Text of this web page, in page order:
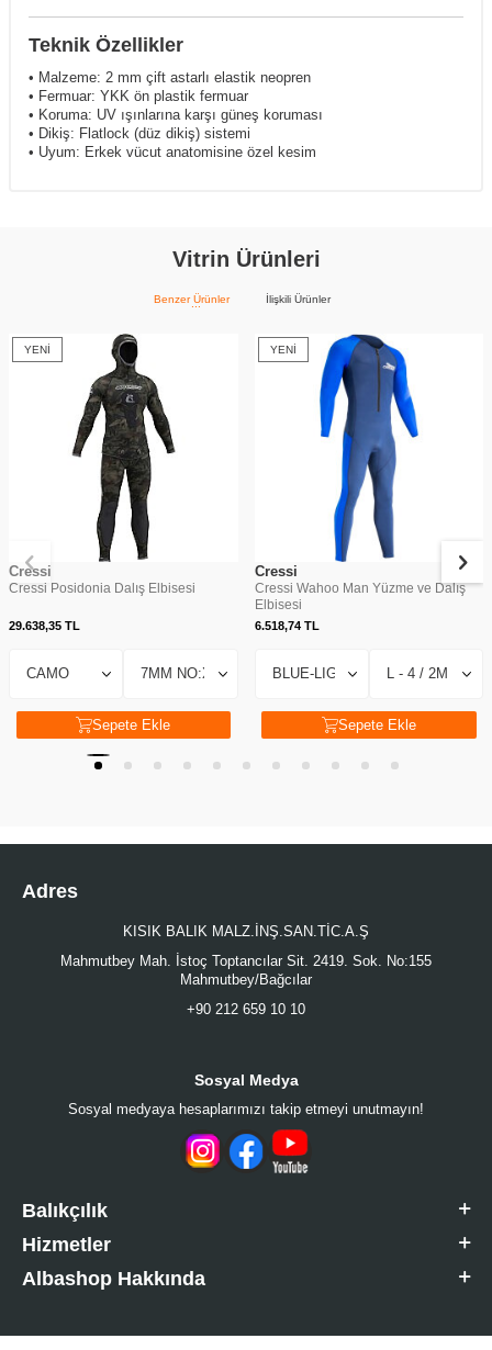
Teknik Özellikler
• Malzeme: 2 mm çift astarlı elastik neopren
• Fermuar: YKK ön plastik fermuar
• Koruma: UV ışınlarına karşı güneş koruması
• Dikiş: Flatlock (düz dikiş) sistemi
• Uyum: Erkek vücut anatomisine özel kesim
Vitrin Ürünleri
Benzer Ürünler İlişkili Ürünler
YENI
Cressi
Cressi Posidonia Dalış Elbisesi
29.638,35 TL
Sepete Ekle
YENI
Cressi
Cressi Wahoo Man Yüzme ve Dalış
Elbisesi
6.518,74TL
Sepete Ekle
Adres
KISIK BALIK MALZ.İNŞ.SAN.TİC.A.Ş
Mahmutbey Mah. İstoç Toptancılar Sit. 2419. Sok. No:155
Mahmutbey/Bağcılar
+90 212 659 10 10
Sosyal Medya
Sosyal medyaya hesaplarımızı takip etmeyi unutmayın!
Balıkçılık
Hizmetler
Albashop Hakkında